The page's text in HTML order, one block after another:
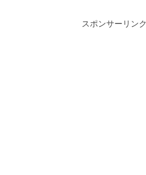
スポンサーリンク